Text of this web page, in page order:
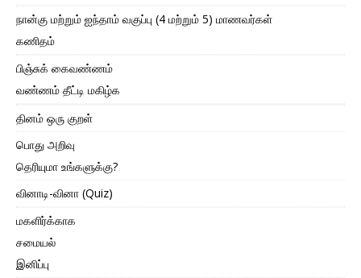
நான்கு மற்றும் ஐந்தாம் வகுப்பு (4 மற்றும் 5) மாணவர்கள்
கணிதம்
பிஞ்சுக் கைவண்ணம்
வண்ணம் தீட்டி மகிழ்க
தினம் ஒரு குறள்
பொது அறிவு
தெரியுமா உங்களுக்கு?
வினாடி-வினா (Quiz)
மகளிர்க்காக
சமையல்
இனிப்பு